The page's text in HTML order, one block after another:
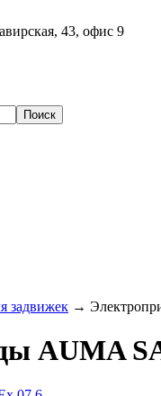
43, офис 9
задвижек →
AUMA